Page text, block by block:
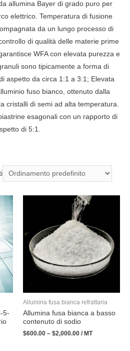
allumina Bayer di grado puro per
elettrico. Temperatura di fusione
da un lungo processo di
di qualità delle materie prime
WFA con elevata purezza e
sono tipicamente a forma di
aspetto da circa 1:1 a 3:1; Elevata
fuso bianco, ottenuto dalla
cristalli di semi ad alta temperatura.
esagonali con un rapporto di
di 5:1.
5-
Allumina fusa bianca refrattaria
Allumina fusa bianca a basso
contenuto di sodio
$600.00 – $2,000.00 / MT